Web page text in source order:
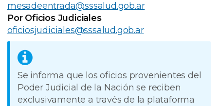
mesadeentrada@sssalud.gob.ar
Por Oficios Judiciales
oficiosjudiciales@sssalud.gob.ar
Se informa que los oficios provenientes del
Poder Judicial de la Nación se reciben
exclusivamente a través de la plataforma